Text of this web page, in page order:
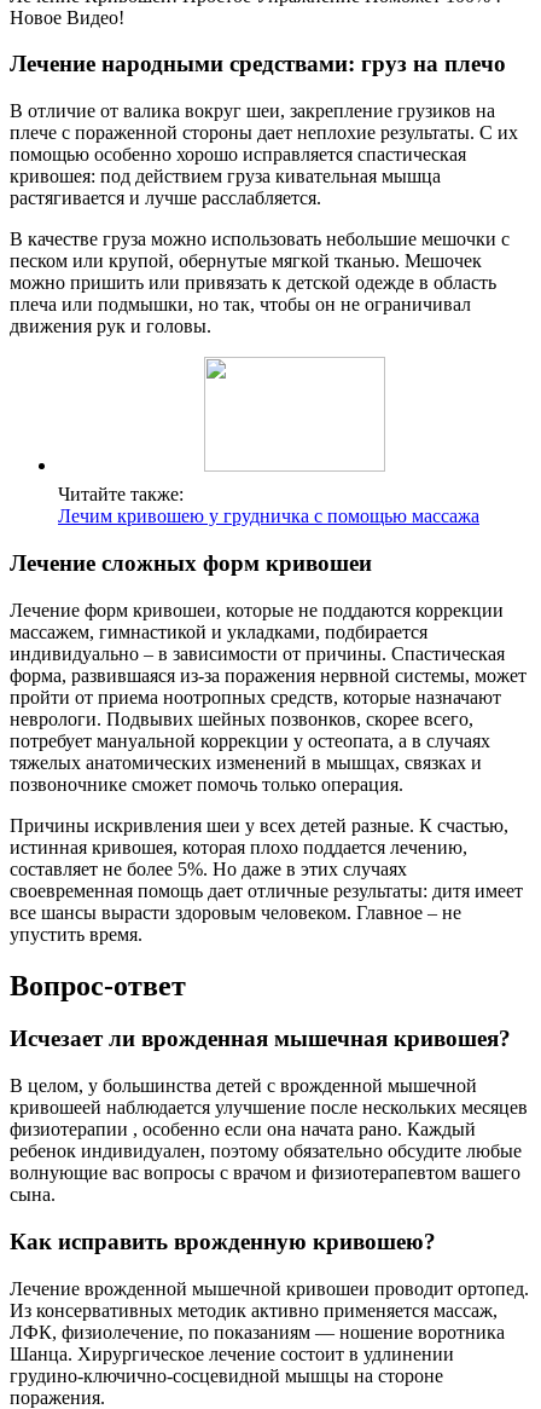
Новое Видео!
Лечение народными средствами: груз на плечо
В отличие от валика вокруг шеи, закрепление грузиков на
плече с пораженной стороны дает неплохие результаты. С их
помощью особенно хорошо исправляется спастическая
кривошея: под действием груза кивательная мышца
растягивается и лучше расслабляется.
В качестве груза можно использовать небольшие мешочки с
песком или крупой, обернутые мягкой тканью. Мешочек
можно пришить или привязать к детской одежде в область
плеча или подмышки, но так, чтобы он не ограничивал
движения рук и головы.
Читайте также:
Лечим кривошею у грудничка с помощью массажа
Лечение сложных форм кривошеи
Лечение форм кривошеи, которые не поддаются коррекции
массажем, гимнастикой и укладками, подбирается
индивидуально – в зависимости от причины. Спастическая
форма, развившаяся из-за поражения нервной системы, может
пройти от приема ноотропных средств, которые назначают
неврологи. Подвывих шейных позвонков, скорее всего,
потребует мануальной коррекции у остеопата, а в случаях
тяжелых анатомических изменений в мышцах, связках и
позвоночнике сможет помочь только операция.
Причины искривления шеи у всех детей разные. К счастью,
истинная кривошея, которая плохо поддается лечению,
составляет не более 5%. Но даже в этих случаях
своевременная помощь дает отличные результаты: дитя имеет
все шансы вырасти здоровым человеком. Главное – не
упустить время.
Вопрос-ответ
Исчезает ли врожденная мышечная кривошея?
В целом, у большинства детей с врожденной мышечной
кривошеей наблюдается улучшение после нескольких месяцев
физиотерапии , особенно если она начата рано. Каждый
ребенок индивидуален, поэтому обязательно обсудите любые
волнующие вас вопросы с врачом и физиотерапевтом вашего
сына.
Как исправить врожденную кривошею?
Лечение врожденной мышечной кривошеи проводит ортопед.
Из консервативных методик активно применяется массаж,
ЛФК, физиолечение, по показаниям — ношение воротника
Шанца. Хирургическое лечение состоит в удлинении
грудино-ключично-сосцевидной мышцы на стороне
поражения.